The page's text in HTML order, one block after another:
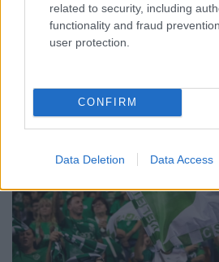
related to security, including
functionality and fraud
user protection.
CONFIRM
Data Deletion Data Access